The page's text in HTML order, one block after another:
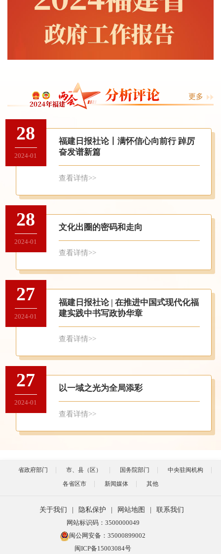
更多
28
2024-01
福建日报社论丨满怀信心向前行 踔厉
奋发谱新篇
查看详情>>
28
2024-01
文化出圈的密码和走向
查看详情>>
27
2024-01
福建日报社论 | 在推进中国式现代化福
建实践中书写政协华章
查看详情>>
27
2024-01
以一域之光为全局添彩
查看详情>>
省政府部门 市、县（区） 国务院部门
中央驻闽机构
各省区市
新闻媒体 其他
关于我们 | 隐私保护 | 网站地图 |
联系我们
网站标识码：3500000049
闽公网安备：35000899002
闽ICP备15003084号